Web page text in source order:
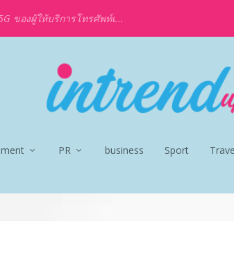
ของผู้ให้บริการโทรศัพท์เ...
PR business Sport